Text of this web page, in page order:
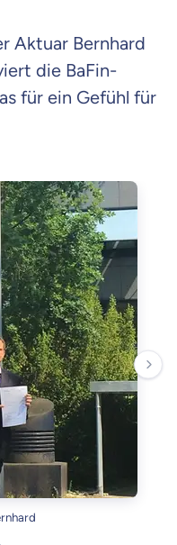
Aktuar Bernhard
die BaFin-
für ein Gefühl für